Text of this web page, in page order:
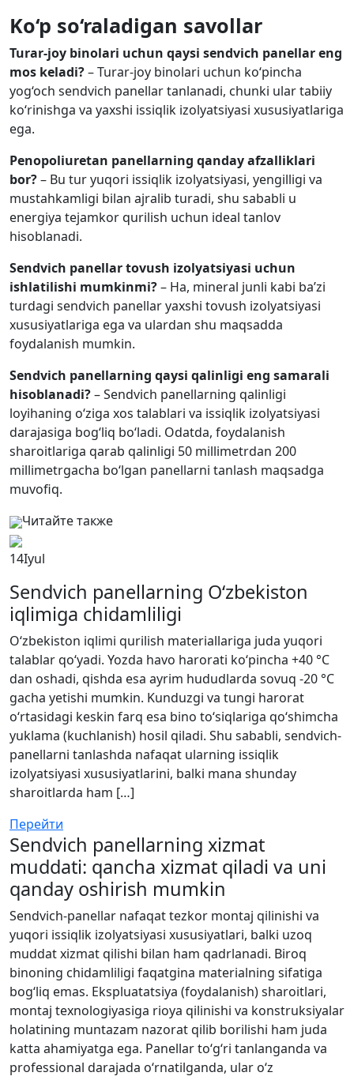
Ko‘p so‘raladigan savollar
Turar-joy binolari uchun qaysi sendvich panellar eng
mos keladi?– Turar-joy binolari uchun ko‘pincha
yog‘och sendvich panellar tanlanadi, chunki ular tabiiy
ko‘rinishga va yaxshi issiqlik izolyatsiyasi xususiyatlariga
ega.
Penopoliuretan panellarning qanday afzalliklari
bor?– Bu tur yuqori issiqlik izolyatsiyasi, yengilligi va
mustahkamligi bilan ajralib turadi, shu sababli u
energiya tejamkor qurilish uchun ideal tanlov
hisoblanadi.
Sendvich panellar tovush izolyatsiyasi uchun
ishlatilishi mumkinmi?– Ha, mineral junli kabi ba’zi
turdagi sendvich panellar yaxshi tovush izolyatsiyasi
xususiyatlariga ega va ulardan shu maqsadda
foydalanish mumkin.
Sendvich panellarning qaysi qalinligi eng samarali
hisoblanadi?– Sendvich panellarning qalinligi
loyihaning o‘ziga xos talablari va issiqlik izolyatsiyasi
darajasiga bog‘liq bo‘ladi. Odatda, foydalanish
sharoitlariga qarab qalinligi 50 millimetrdan 200
millimetrgacha bo‘lgan panellarni tanlash maqsadga
muvofiq.
Читайте также
14Iyul
Sendvich panellarning O‘zbekiston
iqlimiga chidamliligi
O‘zbekiston iqlimi qurilish materiallariga juda yuqori
talablar qo‘yadi. Yozda havo harorati ko‘pincha +40 °C
dan oshadi, qishda esa ayrim hududlarda sovuq -20 °C
gacha yetishi mumkin. Kunduzgi va tungi harorat
o‘rtasidagi keskin farq esa bino to‘siqlariga qo‘shimcha
yuklama (kuchlanish) hosil qiladi. Shu sababli, sendvich-
panellarni tanlashda nafaqat ularning issiqlik
izolyatsiyasi xususiyatlarini, balki mana shunday
sharoitlarda ham […]
Перейти
Sendvich panellarning xizmat
muddati: qancha xizmat qiladi va uni
qanday oshirish mumkin
Sendvich-panellar nafaqat tezkor montaj qilinishi va
yuqori issiqlik izolyatsiyasi xususiyatlari, balki uzoq
muddat xizmat qilishi bilan ham qadrlanadi. Biroq
binoning chidamliligi faqatgina materialning sifatiga
bog‘liq emas. Ekspluatatsiya (foydalanish) sharoitlari,
montaj texnologiyasiga rioya qilinishi va konstruksiyalar
holatining muntazam nazorat qilib borilishi ham juda
katta ahamiyatga ega. Panellar to‘g‘ri tanlanganda va
professional darajada o‘rnatilganda, ular o‘z